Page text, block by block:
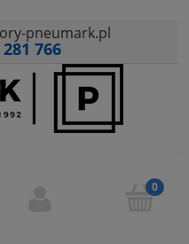
pneumark.pl
766